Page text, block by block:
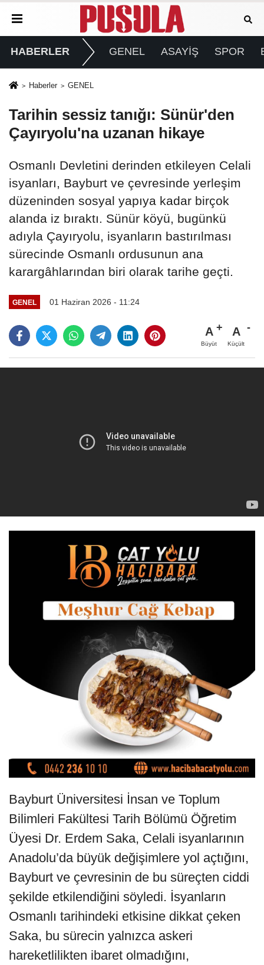
HABERLER GENEL ASAYİŞ SPOR
Haberler GENEL
Tarihin sessiz tanığı: Sünür'den
Çayıryolu'na uzanan hikaye
Osmanlı Devletini derinden etkileyen Celali
isyanları, Bayburt ve çevresinde yerleşim
düzeninden sosyal yapıya kadar birçok
alanda iz bıraktı. Sünür köyü, bugünkü
adıyla Çayıryolu, isyanların bastırılması
sürecinde Osmanlı ordusunun ana
karargâhlarından biri olarak tarihe geçti.
GENEL 01 Haziran 2026 - 11:24
A
Büyüt
A
Küçült
Bayburt Üniversitesi İnsan ve Toplum
Bilimleri Fakültesi Tarih Bölümü Öğretim
Üyesi Dr. Erdem Saka, Celali isyanlarının
Anadolu’da büyük değişimlere yol açtığını,
Bayburt ve çevresinin de bu süreçten ciddi
şekilde etkilendiğini söyledi. İsyanların
Osmanlı tarihindeki etkisine dikkat çeken
Saka, bu sürecin yalnızca askeri
hareketlilikten ibaret olmadığını,